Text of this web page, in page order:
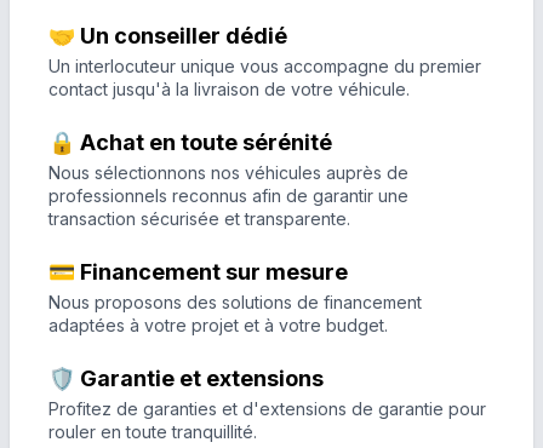
🤝 Un conseiller dédié
Un interlocuteur unique vous accompagne du premier
contact jusqu'à la livraison de votre véhicule.
🔒 Achat en toute sérénité
Nous sélectionnons nos véhicules auprès de
professionnels reconnus afin de garantir une
transaction sécurisée et transparente.
💳 Financement sur mesure
Nous proposons des solutions de financement
adaptées à votre projet et à votre budget.
🛡️ Garantie et extensions
Profitez de garanties et d'extensions de garantie pour
rouler en toute tranquillité.